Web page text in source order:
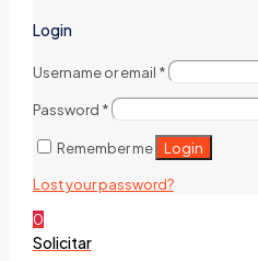
Login
Username or email *
Password *
Remember me Login
Lost your password?
0
Solicitar